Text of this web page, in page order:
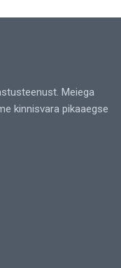
Meiega
kinnisvara pikaaegse